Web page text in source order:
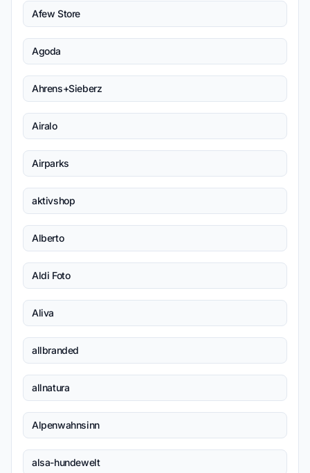
Afew Store
Agoda
Ahrens+Sieberz
Airalo
Airparks
aktivshop
Alberto
Aldi Foto
Aliva
allbranded
allnatura
Alpenwahnsinn
alsa-hundewelt